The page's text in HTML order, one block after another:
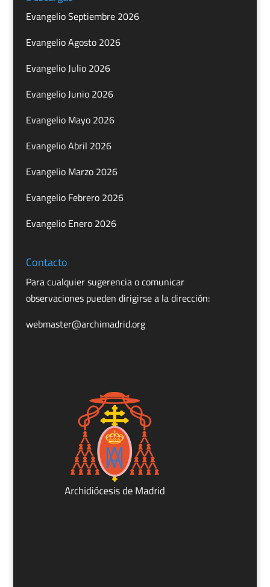
Evangelio Septiembre 2026
Evangelio Agosto 2026
Evangelio Julio 2026
Evangelio Junio 2026
Evangelio Mayo 2026
Evangelio Abril 2026
Evangelio Marzo 2026
Evangelio Febrero 2026
Evangelio Enero 2026
Contacto
Para cualquier sugerencia o comunicar
observaciones pueden dirigirse a la dirección:
webmaster@archimadrid.org